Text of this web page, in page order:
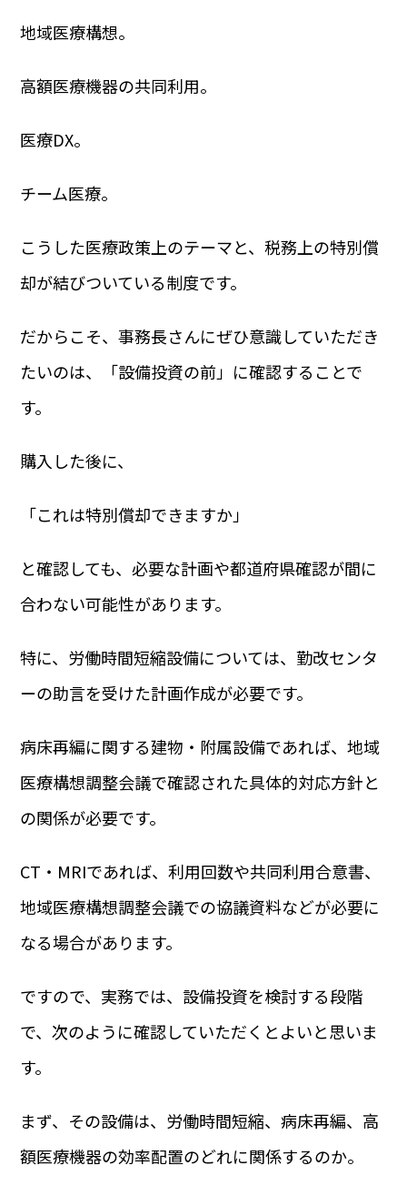
地域医療構想。
高額医療機器の共同利用。
医療DX。
チーム医療。
こうした医療政策上のテーマと、税務上の特別償
却が結びついている制度です。
だからこそ、事務長さんにぜひ意識していただき
たいのは、「設備投資の前」に確認することで
す。
購入した後に、
「これは特別償却できますか」
と確認しても、必要な計画や都道府県確認が間に
合わない可能性があります。
特に、労働時間短縮設備については、勤改センタ
ーの助言を受けた計画作成が必要です。
病床再編に関する建物・附属設備であれば、地域
医療構想調整会議で確認された具体的対応方針と
の関係が必要です。
CT・MRIであれば、利用回数や共同利用合意書、
地域医療構想調整会議での協議資料などが必要に
なる場合があります。
ですので、実務では、設備投資を検討する段階
で、次のように確認していただくとよいと思いま
す。
まず、その設備は、労働時間短縮、病床再編、高
額医療機器の効率配置のどれに関係するのか。